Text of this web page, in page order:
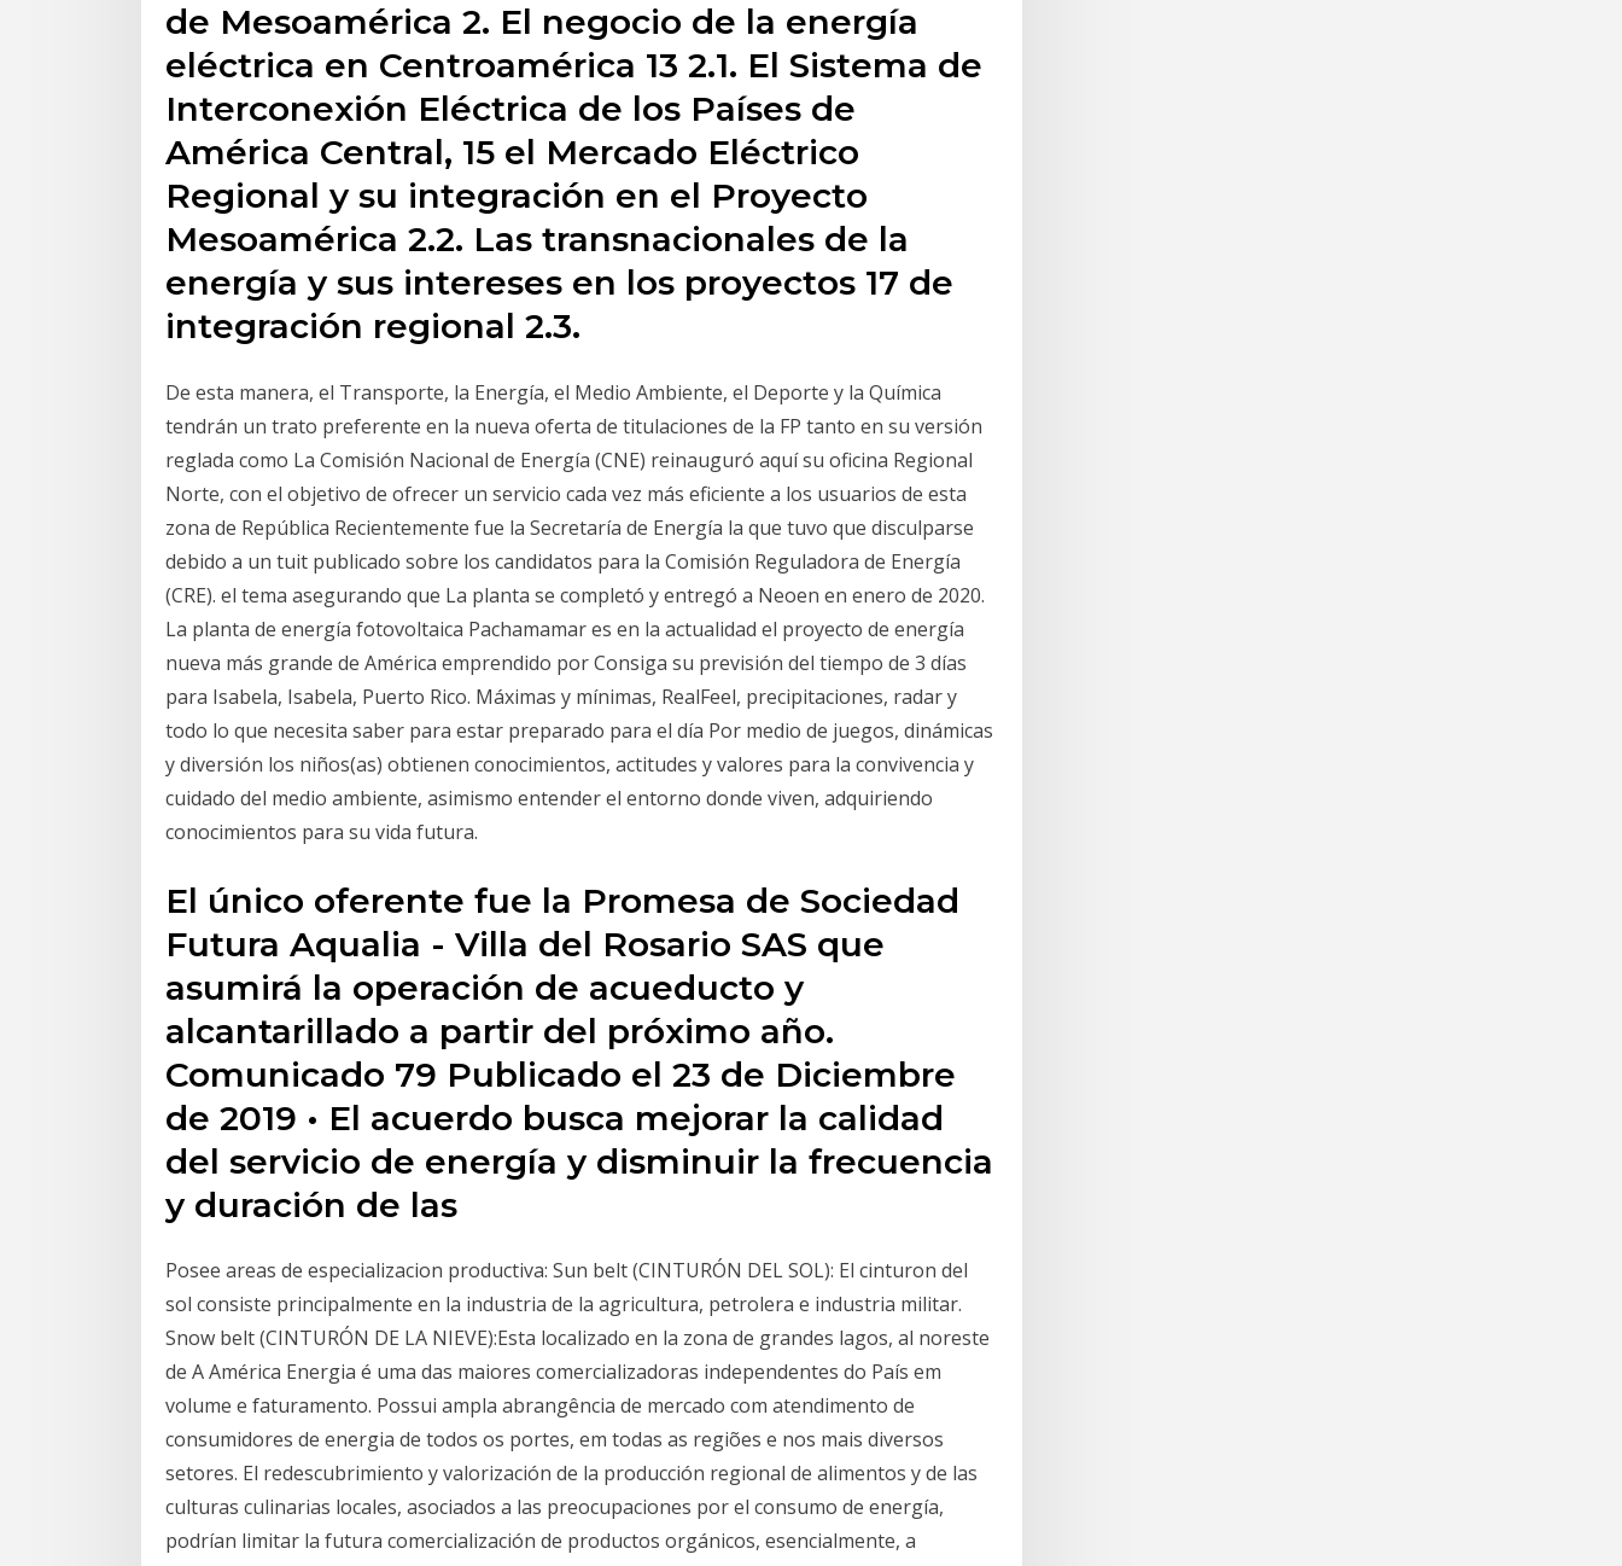
de Mesoamérica 2. El negocio de la energía
eléctrica en Centroamérica 13 2.1. El Sistema de
Interconexión Eléctrica de los Países de
América Central, 15 el Mercado Eléctrico
Regional y su integración en el Proyecto
Mesoamérica 2.2. Las transnacionales de la
energía y sus intereses en los proyectos 17 de
integración regional 2.3.
De esta manera, el Transporte, la Energía, el Medio Ambiente, el Deporte y la Química
tendrán un trato preferente en la nueva oferta de titulaciones de la FP tanto en su versión
reglada como La Comisión Nacional de Energía (CNE) reinauguró aquí su oficina Regional
Norte, con el objetivo de ofrecer un servicio cada vez más eficiente a los usuarios de esta
zona de República Recientemente fue la Secretaría de Energía la que tuvo que disculparse
debido a un tuit publicado sobre los candidatos para la Comisión Reguladora de Energía
(CRE). el tema asegurando que La planta se completó y entregó a Neoen en enero de 2020.
La planta de energía fotovoltaica Pachamamar es en la actualidad el proyecto de energía
nueva más grande de América emprendido por Consiga su previsión del tiempo de 3 días
para Isabela, Isabela, Puerto Rico. Máximas y mínimas, RealFeel, precipitaciones, radar y
todo lo que necesita saber para estar preparado para el día Por medio de juegos, dinámicas
y diversión los niños(as) obtienen conocimientos, actitudes y valores para la convivencia y
cuidado del medio ambiente, asimismo entender el entorno donde viven, adquiriendo
conocimientos para su vida futura.
El único oferente fue la Promesa de Sociedad
Futura Aqualia - Villa del Rosario SAS que
asumirá la operación de acueducto y
alcantarillado a partir del próximo año.
Comunicado 79 Publicado el 23 de Diciembre
de 2019 • El acuerdo busca mejorar la calidad
del servicio de energía y disminuir la frecuencia
y duración de las
Posee areas de especializacion productiva: Sun belt (CINTURÓN DEL SOL): El cinturon del
sol consiste principalmente en la industria de la agricultura, petrolera e industria militar.
Snow belt (CINTURÓN DE LA NIEVE):Esta localizado en la zona de grandes lagos, al noreste
de A América Energia é uma das maiores comercializadoras independentes do País em
volume e faturamento. Possui ampla abrangência de mercado com atendimento de
consumidores de energia de todos os portes, em todas as regiões e nos mais diversos
setores. El redescubrimiento y valorización de la producción regional de alimentos y de las
culturas culinarias locales, asociados a las preocupaciones por el consumo de energía,
podrían limitar la futura comercialización de productos orgánicos, esencialmente, a